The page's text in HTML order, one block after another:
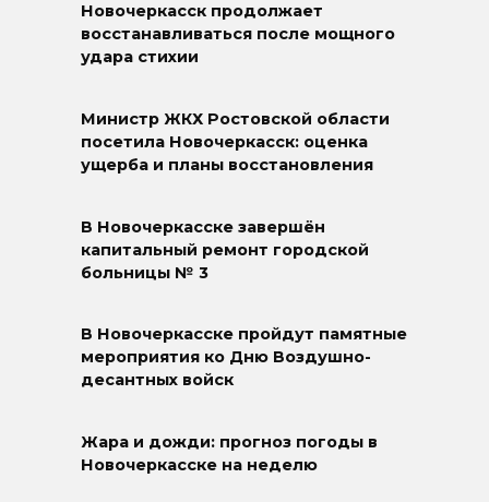
Новочеркасск продолжает
восстанавливаться после мощного
удара стихии
Министр ЖКХ Ростовской области
посетила Новочеркасск: оценка
ущерба и планы восстановления
В Новочеркасске завершён
капитальный ремонт городской
больницы № 3
В Новочеркасске пройдут памятные
мероприятия ко Дню Воздушно-
десантных войск
Жара и дожди: прогноз погоды в
Новочеркасске на неделю